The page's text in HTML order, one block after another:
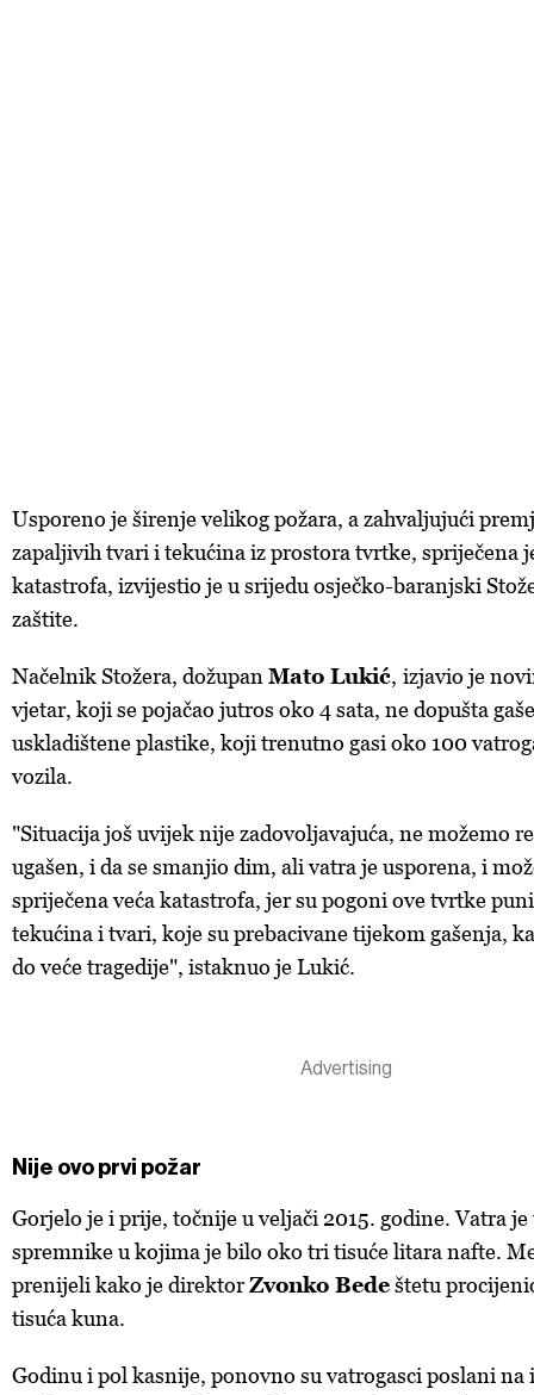
Usporeno je širenje velikog požara, a zahvaljujući
zapaljivih tvari i tekućina iz prostora tvrtke, spriječena
katastrofa, izvijestio je u srijedu osječko-baranjski
zaštite.
Načelnik Stožera, dožupan Mato Lukić, izjavio je
vjetar, koji se pojačao jutros oko 4 sata, ne dopušta
uskladištene plastike, koji trenutno gasi oko 100
vozila.
"Situacija još uvijek nije zadovoljavajuća, ne možemo
ugašen, i da se smanjio dim, ali vatra je usporena, i
spriječena veća katastrofa, jer su pogoni ove tvrtke
tekućina i tvari, koje su prebacivane tijekom gašenja,
do veće tragedije", istaknuo je Lukić.
Nije ovo prvi požar
Gorjelo je i prije, točnije u veljači 2015. godine. Vatra je
spremnike u kojima je bilo oko tri tisuće litara nafte.
prenijeli kako je direktorZvonko Bedeštetu
tisuća kuna.
Godinu i pol kasnije, ponovno su vatrogasci poslani